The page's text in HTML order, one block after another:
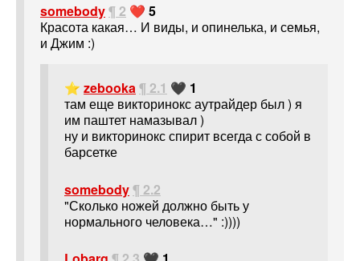
somebody¶ 2 ❤️ 5
Красота какая… И виды, и опинелька, и семья,
и Джим :)
⭐ zebooka¶ 2.1 🖤 1
там еще викторинокс аутрайдер был ) я
им паштет намазывал )
ну и викторинокс спирит всегда с собой в
барсетке
somebody¶ 2.2
"Сколько ножей должно быть у
нормального человека…" :))))